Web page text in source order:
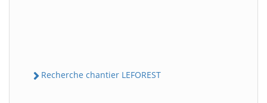
Recherche chantier LEFOREST